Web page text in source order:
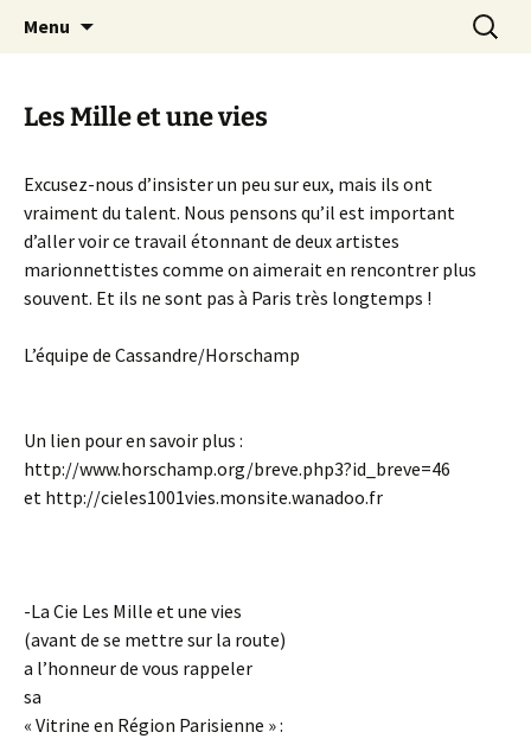
Canal Marches
Menu
Les Mille et une vies
Excusez-nous d’insister un peu sur eux, mais ils ont
vraiment du talent. Nous pensons qu’il est important
d’aller voir ce travail étonnant de deux artistes
marionnettistes comme on aimerait en rencontrer plus
souvent. Et ils ne sont pas à Paris très longtemps !
L’équipe de Cassandre/Horschamp
Un lien pour en savoir plus :
http://www.horschamp.org/breve.php3?id_breve=46
et http://cieles1001vies.monsite.wanadoo.fr
-La Cie Les Mille et une vies
(avant de se mettre sur la route)
a l’honneur de vous rappeler
sa
« Vitrine en Région Parisienne » :